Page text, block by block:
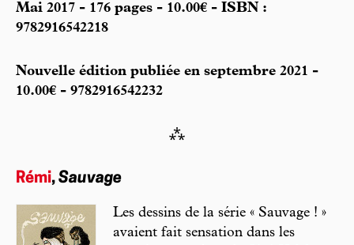
Mai 2017 - 176 pages - 10.00€ - ISBN :
9782916542218
Nouvelle édition publiée en septembre 2021 -
10.00€ - 9782916542232
⁂
Rémi, Sauvage
Les dessins de la série « Sauvage ! »
avaient fait sensation dans les